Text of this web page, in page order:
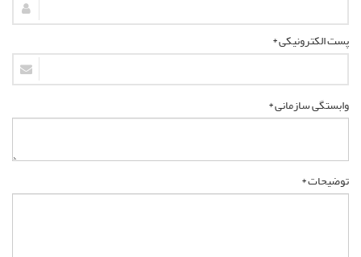
پست الکترونیکی *
وابستگی سازمانی *
توضیحات *